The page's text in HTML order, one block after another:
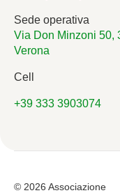
Sede operativa
Via Don Minzoni 50,
Verona
Cell
+39 333 3903074
© 2026 Associazione